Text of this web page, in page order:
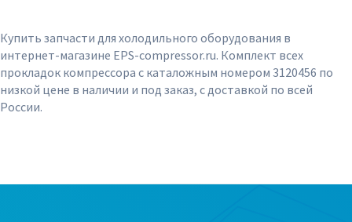
Купить запчасти для холодильного оборудования в
интернет-магазине EPS-compressor.ru. Комплект всех
прокладок компрессора с каталожным номером 3120456 по
низкой цене в наличии и под заказ, с доставкой по всей
России.